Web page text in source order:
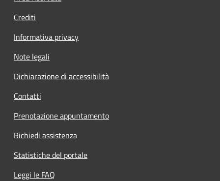
Crediti
Informativa privacy
Note legali
Dichiarazione di accessibilità
Contatti
Prenotazione appuntamento
Richiedi assistenza
Statistiche del portale
Leggi le FAQ